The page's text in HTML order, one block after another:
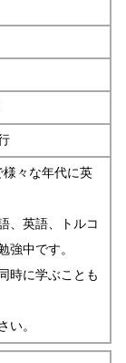
様々な年代に英
、英語、トルコ
強中です。
時に学ぶことも
い。